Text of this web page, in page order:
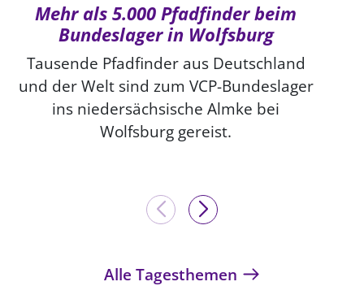
Mehr als 5.000 Pfadfinder beim
Bundeslager in Wolfsburg
Tausende Pfadfinder aus Deutschland
und der Welt sind zum VCP-Bundeslager
ins niedersächsische Almke bei
Wolfsburg gereist.
Alle Tagesthemen